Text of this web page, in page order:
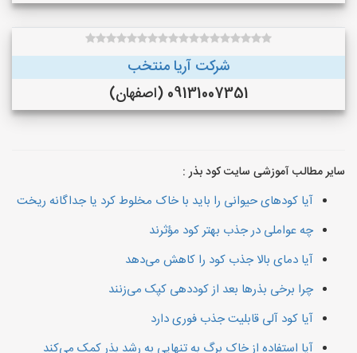
شرکت آریا منتخب
09131007351 (اصفهان)
سایر مطالب آموزشی سایت کود بذر :
آیا کودهای حیوانی را باید با خاک مخلوط کرد یا جداگانه ریخت
چه عواملی در جذب بهتر کود مؤثرند
آیا دمای بالا جذب کود را کاهش می‌دهد
چرا برخی بذرها بعد از کوددهی کپک می‌زنند
آیا کود آلی قابلیت جذب فوری دارد
آیا استفاده از خاک برگ به تنهایی به رشد بذر کمک می‌کند